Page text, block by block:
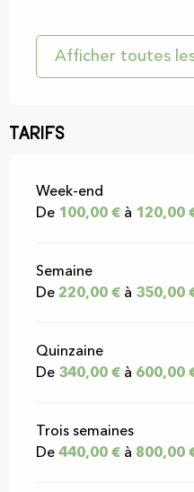
Afficher toutes
Tarifs
Tarifs 2026
Week-end
De 100,00 € à 120,00
Semaine
De 220,00 € à 350,00
Quinzaine
De 340,00 € à 600,00
Trois semaines
De 440,00 € à 800,00